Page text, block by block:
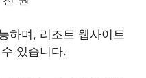
하며, 리조트 웹사이트
있습니다.